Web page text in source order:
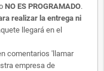
NO ES PROGRAMADO.
realizar la entrega ni
llegará en el
comentarios 'llamar
empresa de